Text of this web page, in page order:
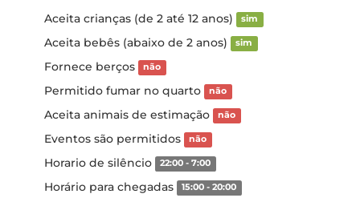
Aceita crianças (de 2 até 12 anos) sim
Aceita bebês (abaixo de 2 anos) sim
Fornece berços não
Permitido fumar no quarto não
Aceita animais de estimação não
Eventos são permitidos não
Horario de silêncio 22:00 - 7:00
Horário para chegadas 15:00 - 20:00